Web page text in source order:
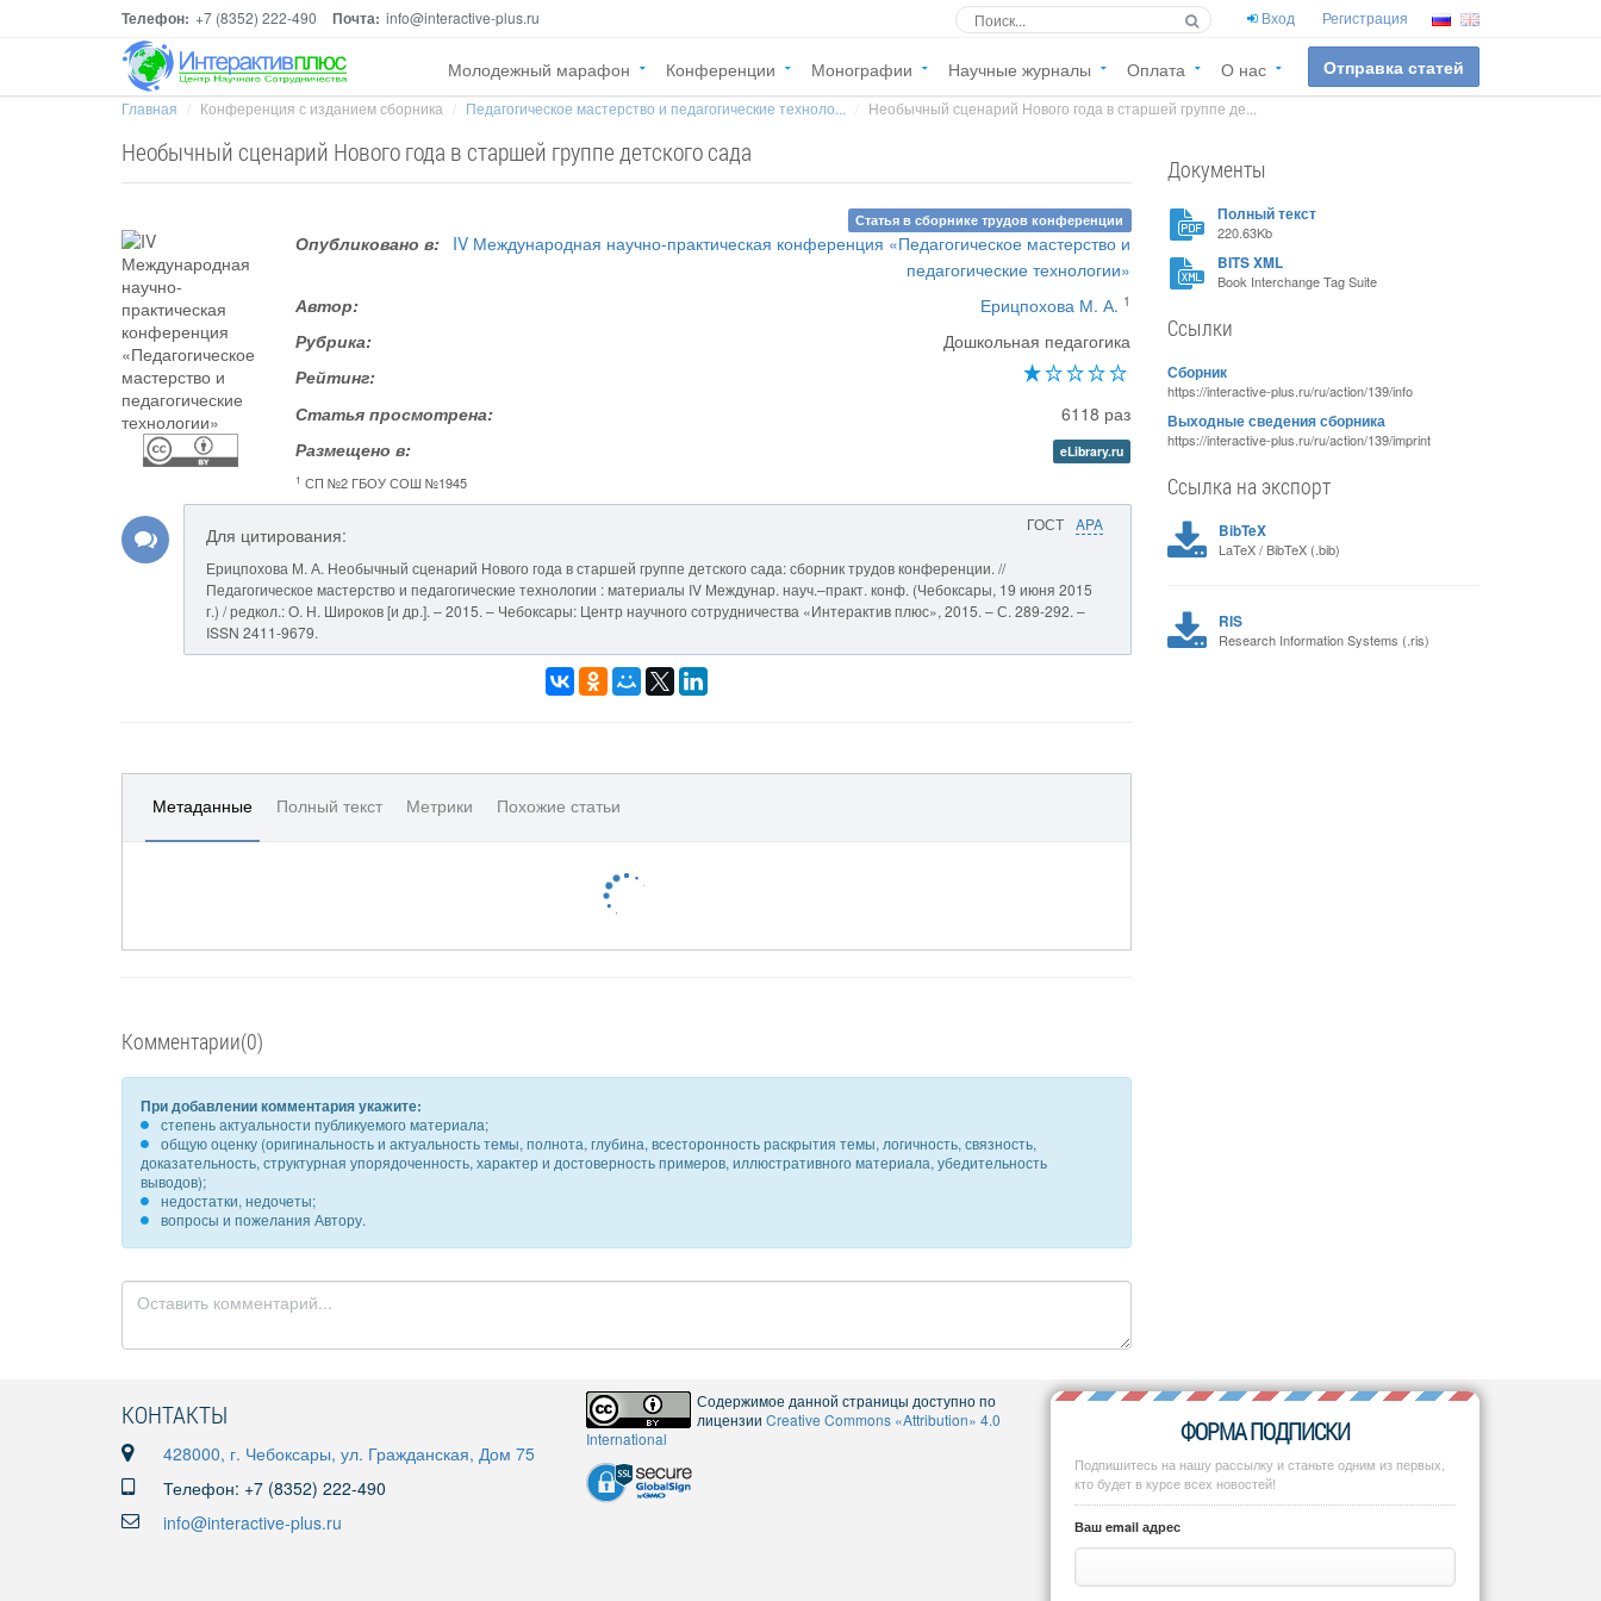
Телефон: +7 (8352) 222-490 Почта: info@interactive-plus.ru Вход Регистрация
Молодежный марафон Конференции Монографии Научные журналы Оплата О нас Отправка статей
Главная Конференция с изданием сборника Педагогическое мастерство и педагогические техноло... Необычный сценарий Нового года в старшей группе де...
Необычный сценарий Нового года в старшей группе детского сада
Статья в сборнике трудов конференции
Опубликовано в: IV Международная научно-практическая конференция «Педагогическое мастерство и
педагогические технологии»
Автор:
Ерицпохова М. А. 1
Рубрика:
Дошкольная педагогика
Рейтинг:
Статья просмотрена:
6118 раз
Размещено в:
eLibrary.ru
1 СП №2 ГБОУ СОШ №1945
ГОСТ APA
Для цитирования:
Ерицпохова М. А. Необычный сценарий Нового года в старшей группе детского сада: сборник трудов конференции. //
Педагогическое мастерство и педагогические технологии : материалы IV Междунар. науч.–практ. конф. (Чебоксары, 19 июня 2015
г.) / редкол.: О. Н. Широков [и др.]. – 2015. – Чебоксары: Центр научного сотрудничества «Интерактив плюс», 2015. – С. 289-292. –
ISSN 2411-9679.
Метаданные Полный текст Метрики Похожие статьи
Комментарии(0)
При добавлении комментария укажите:
степень актуальности публикуемого материала;
общую оценку (оригинальность и актуальность темы, полнота, глубина, всесторонность раскрытия темы, логичность, связность,
доказательность, структурная упорядоченность, характер и достоверность примеров, иллюстративного материала, убедительность
выводов);
недостатки, недочеты;
вопросы и пожелания Автору.
Документы
Полный текст
220.63Kb
BITS XML
Book Interchange Tag Suite
Ссылки
Сборник
https://interactive-plus.ru/ru/action/139/info
Выходные сведения сборника
https://interactive-plus.ru/ru/action/139/imprint
Ссылка на экспорт
BibTeX
LaTeX / BibTeX (.bib)
RIS
Research Information Systems (.ris)
КОНТАКТЫ
428000, г. Чебоксары, ул. Гражданская, Дом 75
Телефон: +7 (8352) 222-490
info@interactive-plus.ru
Содержимое данной страницы доступно по
лицензии Creative Commons «Attribution» 4.0
International
ФОРМА ПОДПИСКИ
Подпишитесь на нашу рассылку и станьте одним из первых,
кто будет в курсе всех новостей!
Ваш email адрес